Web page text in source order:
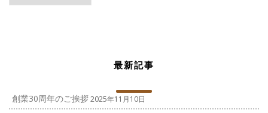
最新記事
創業30周年のご挨拶2025年11月10日